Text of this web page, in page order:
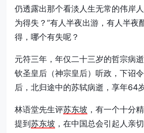
仍透露出那个看淡人生无常的伟岸
为得失？”有人半夜出游，有人半夜
得，哪个有失呢？
元符三年，年仅二十三岁的哲宗病
钦圣皇后（神宗皇后）听政，下诏
后，北归途中的苏轼病逝，享年64岁
林语堂先生评苏东坡 ，有一个十分
提到苏东坡 ，在中国总会引起人亲